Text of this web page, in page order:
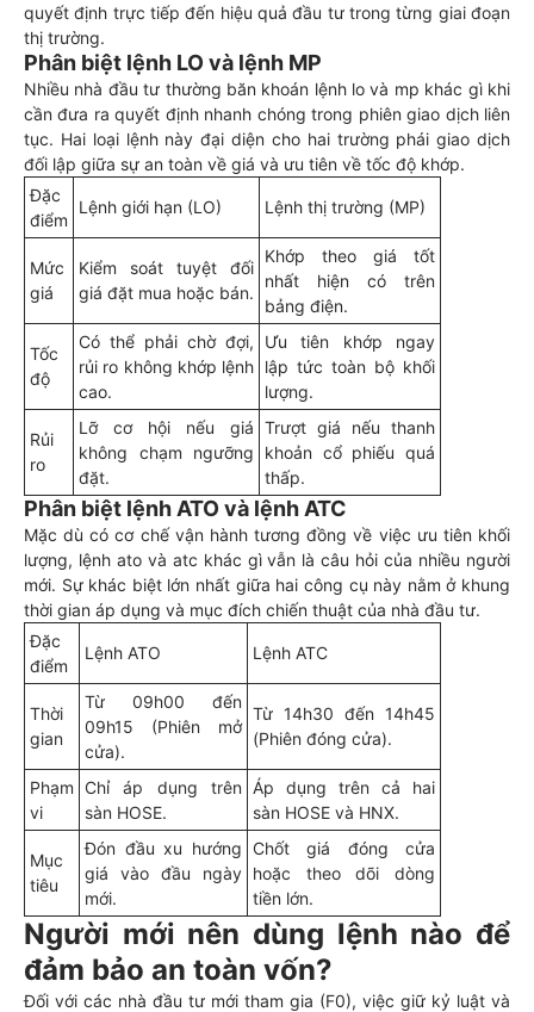
quyết định trực tiếp đến hiệu quả đầu tư trong từng giai đoạn
thị trường.
Phân biệt lệnh LO và lệnh MP
Nhiều nhà đầu tư thường băn khoán lệnh lo và mp khác gì khi
cần đưa ra quyết định nhanh chóng trong phiên giao dịch liên
tục. Hai loại lệnh này đại diện cho hai trường phái giao dịch
đối lập giữa sự an toàn về giá và ưu tiên về tốc độ khớp.
Đặc
điểm
Lệnh giới hạn (LO) Lệnh thị trường (MP)
Mức
giá
Kiểm soát tuyệt đối
giá đặt mua hoặc bán.
Khớp theo giá tốt
nhất hiện có trên
bảng điện.
Tốc
độ
Có thể phải chờ đợi,
rủi ro không khớp lệnh
cao.
Ưu tiên khớp ngay
lập tức toàn bộ khối
lượng.
Rủi
ro
Lỡ cơ hội nếu giá
không chạm ngưỡng
đặt.
Trượt giá nếu thanh
khoản cổ phiếu quá
thấp.
Phân biệt lệnh ATO và lệnh ATC
Mặc dù có cơ chế vận hành tương đồng về việc ưu tiên khối
lượng, lệnh ato và atc khác gì vẫn là câu hỏi của nhiều người
mới. Sự khác biệt lớn nhất giữa hai công cụ này nằm ở khung
thời gian áp dụng và mục đích chiến thuật của nhà đầu tư.
Đặc
điểm
Lệnh ATO Lệnh ATC
Thời
gian
Từ 09h00 đến
09h15 (Phiên mở
cửa).
Từ 14h30 đến 14h45
(Phiên đóng cửa).
Phạm
vi
Chỉ áp dụng trên
sàn HOSE.
Áp dụng trên cả hai
sàn HOSE và HNX.
Mục
tiêu
Đón đầu xu hướng
giá vào đầu ngày
mới.
Chốt giá đóng cửa
hoặc theo dõi dòng
tiền lớn.
Người mới nên dùng lệnh nào để
đảm bảo an toàn vốn?
Đối với các nhà đầu tư mới tham gia (F0), việc giữ kỷ luật và